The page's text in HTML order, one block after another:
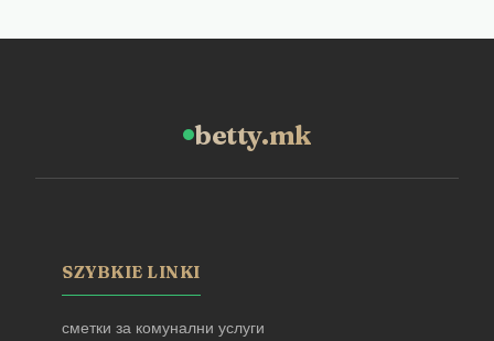
betty.mk
SZYBKIE LINKI
сметки за комунални услуги